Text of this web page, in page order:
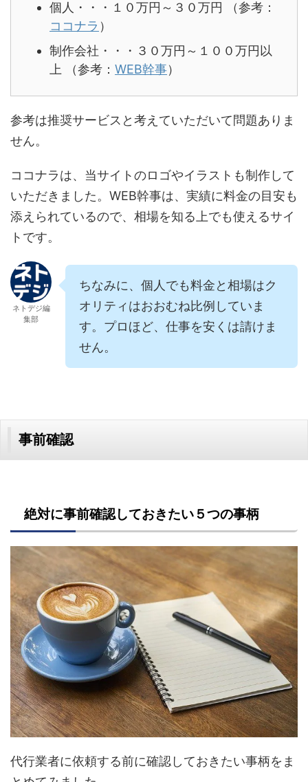
個人・・・１０万円～３０万円 （参考：
ココナラ ）
制作会社・・・３０万円～１００万円以
上 （参考： WEB幹事）
参考は推奨サービスと考えていただいて問題ありま
せん。
ココナラは、当サイトのロゴやイラストも制作して
いただきました。WEB幹事は、実績に料金の目安も
添えられているので、相場を知る上でも使えるサイ
トです。
ネトデジ編
集部
ちなみに、個人でも料金と相場はク
オリティはおおむね比例していま
す。プロほど、仕事を安くは請けま
せん。
事前確認
絶対に事前確認しておきたい５つの事柄
代行業者に依頼する前に確認しておきたい事柄をま